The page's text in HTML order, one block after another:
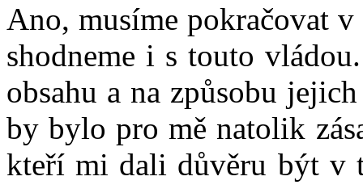
Ano, musíme pokračovat
shodneme i s touto
obsahu a na způsobu
by bylo pro mě natolik
kteří mi dali důvěru být v